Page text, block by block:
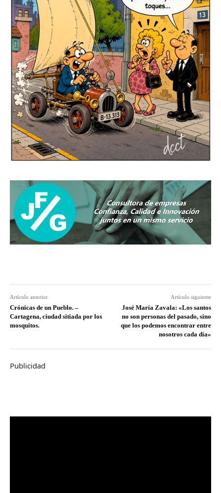
Artículo anterior
Crónicas de un Pueblo. –
Cartagena, ciudad sitiada por los
mosquitos.
Artículo siguiente
José María Zavala: «Los santos
no son personas del pasado, sino
que los podemos encontrar entre
nosotros cada día»
Publicidad